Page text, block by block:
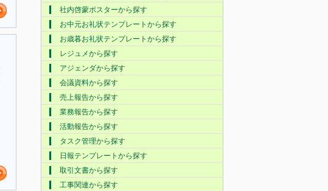
社内啓蒙ポスターから探す
お中元お礼状テンプレートから探す
お歳暮お礼状テンプレートから探す
レジュメから探す
アジェンダから探す
会議資料から探す
売上報告から探す
業務報告から探す
活動報告から探す
タスク管理から探す
日報テンプレートから探す
取引文書から探す
工事関連から探す